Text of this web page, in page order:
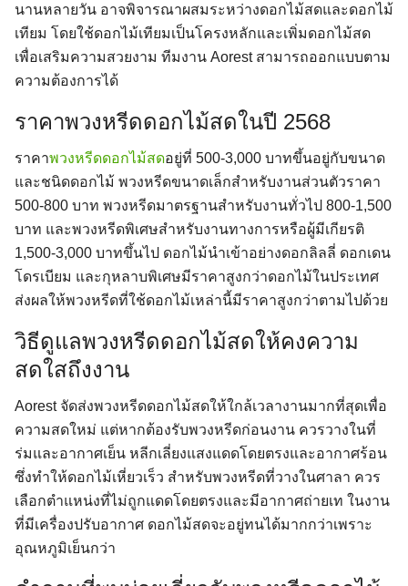
นานหลายวัน อาจพิจารณาผสมระหว่างดอกไม้สดและดอกไม้
เทียม โดยใช้ดอกไม้เทียมเป็นโครงหลักและเพิ่มดอกไม้สด
เพื่อเสริมความสวยงาม ทีมงาน Aorest สามารถออกแบบตาม
ความต้องการได้
ราคาพวงหรีดดอกไม้สดในปี 2568
ราคาพวงหรีดดอกไม้สดอยู่ที่ 500-3,000 บาทขึ้นอยู่กับขนาด
และชนิดดอกไม้ พวงหรีดขนาดเล็กสำหรับงานส่วนตัวราคา
500-800 บาท พวงหรีดมาตรฐานสำหรับงานทั่วไป 800-1,500
บาท และพวงหรีดพิเศษสำหรับงานทางการหรือผู้มีเกียรติ
1,500-3,000 บาทขึ้นไป ดอกไม้นำเข้าอย่างดอกลิลลี่ ดอกเดน
โดรเบียม และกุหลาบพิเศษมีราคาสูงกว่าดอกไม้ในประเทศ
ส่งผลให้พวงหรีดที่ใช้ดอกไม้เหล่านี้มีราคาสูงกว่าตามไปด้วย
วิธีดูแลพวงหรีดดอกไม้สดให้คงความ
สดใสถึงงาน
Aorest จัดส่งพวงหรีดดอกไม้สดให้ใกล้เวลางานมากที่สุดเพื่อ
ความสดใหม่ แต่หากต้องรับพวงหรีดก่อนงาน ควรวางในที่
ร่มและอากาศเย็น หลีกเลี่ยงแสงแดดโดยตรงและอากาศร้อน
ซึ่งทำให้ดอกไม้เหี่ยวเร็ว สำหรับพวงหรีดที่วางในศาลา ควร
เลือกตำแหน่งที่ไม่ถูกแดดโดยตรงและมีอากาศถ่ายเท ในงาน
ที่มีเครื่องปรับอากาศ ดอกไม้สดจะอยู่ทนได้มากกว่าเพราะ
อุณหภูมิเย็นกว่า